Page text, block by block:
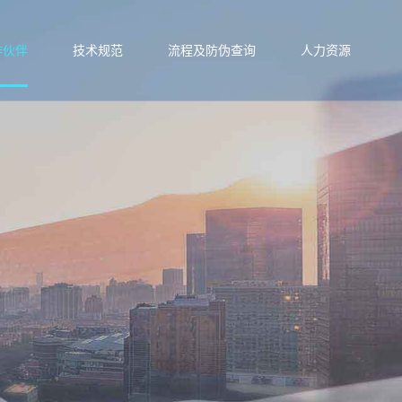
伴 技术规范 流程及防伪查询 人力资源